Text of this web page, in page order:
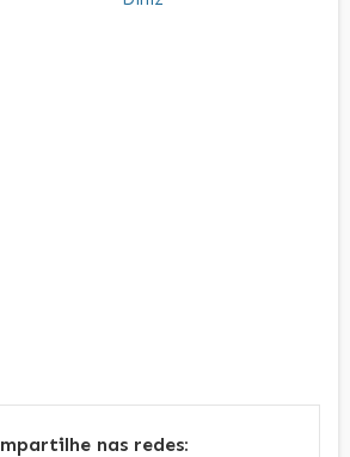
nas redes: